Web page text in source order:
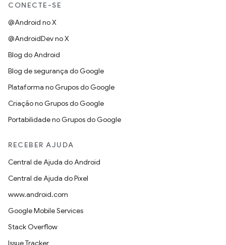
CONECTE-SE
@Android no X
@AndroidDev no X
Blog do Android
Blog de segurança do Google
Plataforma no Grupos do Google
Criação no Grupos do Google
Portabilidade no Grupos do Google
RECEBER AJUDA
Central de Ajuda do Android
Central de Ajuda do Pixel
www.android.com
Google Mobile Services
Stack Overflow
Issue Tracker